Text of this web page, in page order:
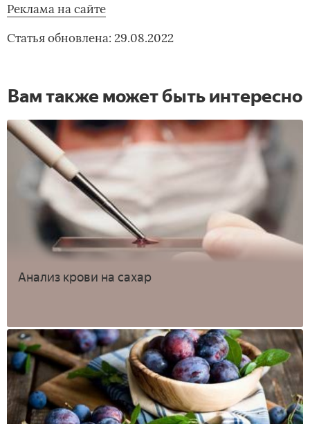
Реклама на сайте
Статья обновлена: 29.08.2022
Вам также может быть интересно
Анализ крови на сахар